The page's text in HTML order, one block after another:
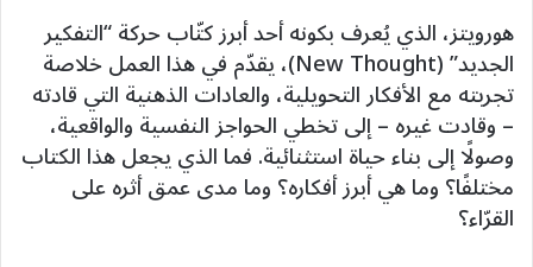
هورويتز، الذي يُعرف بكونه أحد أبرز كتّاب حركة “التفكير
الجديد” (New Thought)، يقدّم في هذا العمل خلاصة
تجربته مع الأفكار التحويلية، والعادات الذهنية التي قادته
– وقادت غيره – إلى تخطي الحواجز النفسية والواقعية،
وصولًا إلى بناء حياة استثنائية. فما الذي يجعل هذا الكتاب
مختلفًا؟ وما هي أبرز أفكاره؟ وما مدى عمق أثره على
القرّاء؟